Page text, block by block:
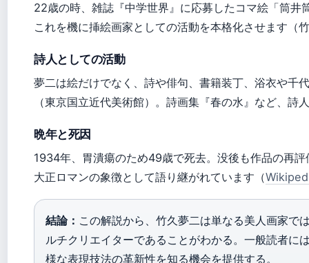
22歳の時、雑誌『中学世界』に応募したコマ絵「筒井
これを機に挿絵画家としての活動を本格化させます（
詩人としての活動
夢二は絵だけでなく、詩や俳句、書籍装丁、浴衣や千
（東京国立近代美術館）。詩画集『春の水』など、詩
晩年と死因
1934年、胃潰瘍のため49歳で死去。没後も作品の再評
大正ロマンの象徴として語り継がれています（
結論： この解説から、竹久夢二は単なる美人画家で
ルチクリエイターであることがわかる。一般読者に
様な表現技法の革新性を知る機会を提供する。